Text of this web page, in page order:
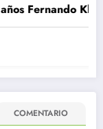
Kliche
COMENTARIO